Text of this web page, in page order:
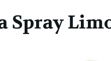
Spray